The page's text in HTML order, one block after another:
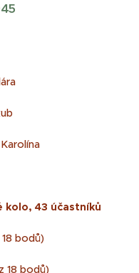
kolo, 43 účastníků
bodů)
18 bodů)